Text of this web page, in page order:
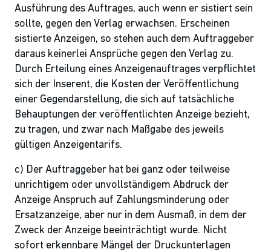
Ausführung des Auftrages, auch wenn er sistiert sein
sollte, gegen den Verlag erwachsen. Erscheinen
sistierte Anzeigen, so stehen auch dem Auftraggeber
daraus keinerlei Ansprüche gegen den Verlag zu.
Durch Erteilung eines Anzeigenauftrages verpflichtet
sich der Inserent, die Kosten der Veröffentlichung
einer Gegendarstellung, die sich auf tatsächliche
Behauptungen der veröffentlichten Anzeige bezieht,
zu tragen, und zwar nach Maßgabe des jeweils
gültigen Anzeigentarifs.
c) Der Auftraggeber hat bei ganz oder teilweise
unrichtigem oder unvollständigem Abdruck der
Anzeige Anspruch auf Zahlungsminderung oder
Ersatzanzeige, aber nur in dem Ausmaß, in dem der
Zweck der Anzeige beeinträchtigt wurde. Nicht
sofort erkennbare Mängel der Druckunterlagen